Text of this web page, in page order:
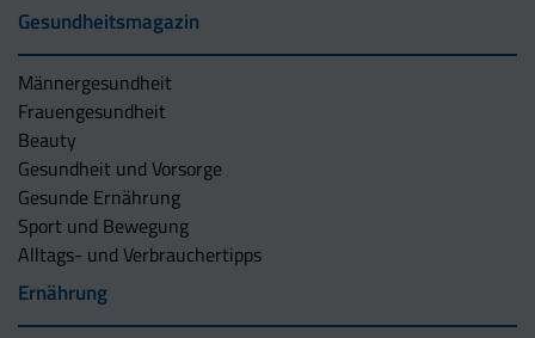
Gesundheitsmagazin
Männergesundheit
Frauengesundheit
Beauty
Gesundheit und Vorsorge
Gesunde Ernährung
Sport und Bewegung
Alltags- und Verbrauchertipps
Ernährung